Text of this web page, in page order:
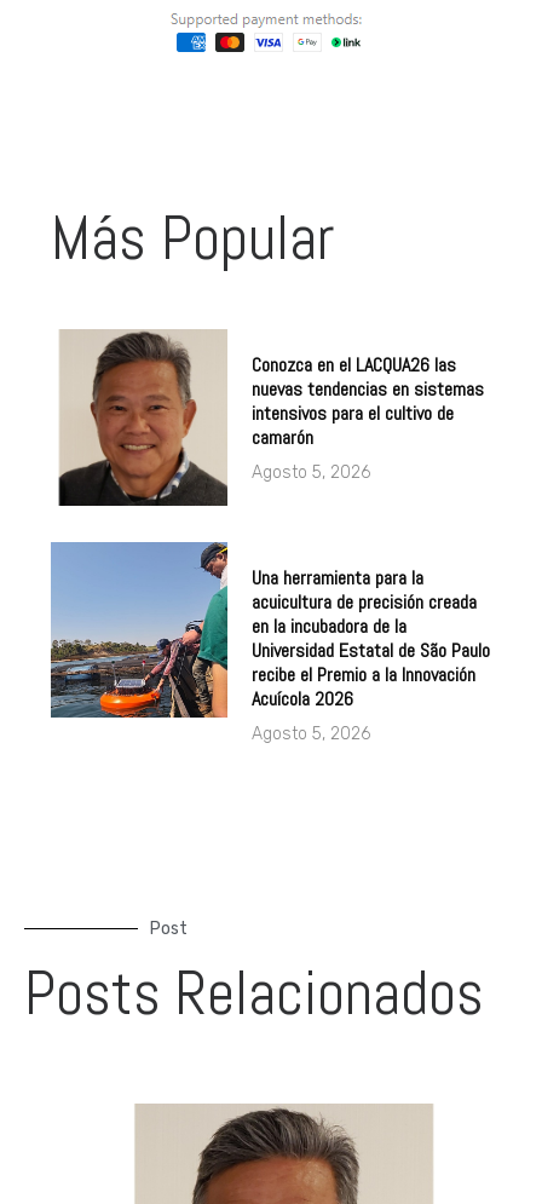
Más Popular
Conozca en el LACQUA26 las
nuevas tendencias en sistemas
intensivos para el cultivo de
camarón
Agosto 5, 2026
Una herramienta para la
acuicultura de precisión creada
en la incubadora de la
Universidad Estatal de São Paulo
recibe el Premio a la Innovación
Acuícola 2026
Agosto 5, 2026
Post
Posts Relacionados